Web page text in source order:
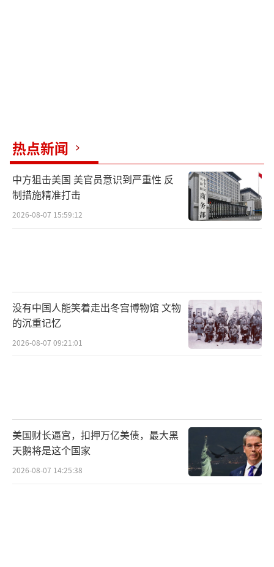
热点新闻
中方狙击美国 美官员意识到严重性 反
制措施精准打击
2026-08-07 15:59:12
没有中国人能笑着走出冬宫博物馆 文物
的沉重记忆
2026-08-07 09:21:01
美国财长逼宫，扣押万亿美债，最大黑
天鹅将是这个国家
2026-08-07 14:25:38